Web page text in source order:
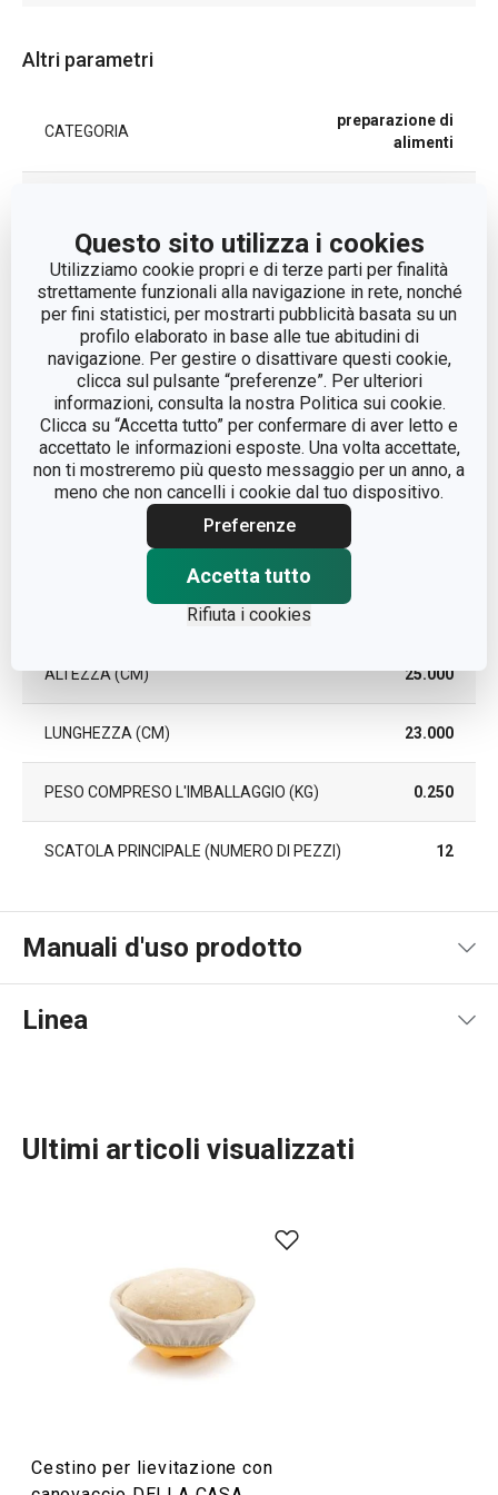
Questo sito utilizza i cookies
Utilizziamo cookie propri e di terze parti per finalità
strettamente funzionali alla navigazione in rete, nonché
per fini statistici, per mostrarti pubblicità basata su un
profilo elaborato in base alle tue abitudini di
navigazione. Per gestire o disattivare questi cookie,
clicca sul pulsante “preferenze”. Per ulteriori
informazioni, consulta la nostra Politica sui cookie.
Clicca su “Accetta tutto” per confermare di aver letto e
accettato le informazioni esposte. Una volta accettate,
non ti mostreremo più questo messaggio per un anno, a
meno che non cancelli i cookie dal tuo dispositivo.
Preferenze
Accetta tutto
Rifiuta i cookies
Altri parametri
CATEGORIA
preparazione di
alimenti
MATERIALE plastica, cotone
preparazione del
pane
EAN 8592973128567
DURATA DELLA GARANZIA (IN
ANNI)
3
ALTEZZA (CM) 25.000
LUNGHEZZA (CM) 23.000
PESO COMPRESO L'IMBALLAGGIO (KG) 0.250
SCATOLA PRINCIPALE (NUMERO DI PEZZI) 12
Manuali d'uso prodotto
Linea
Conservazione degli alimenti
Cuocere in forno
Ultimi articoli visualizzati
Cestino per lievitazione con